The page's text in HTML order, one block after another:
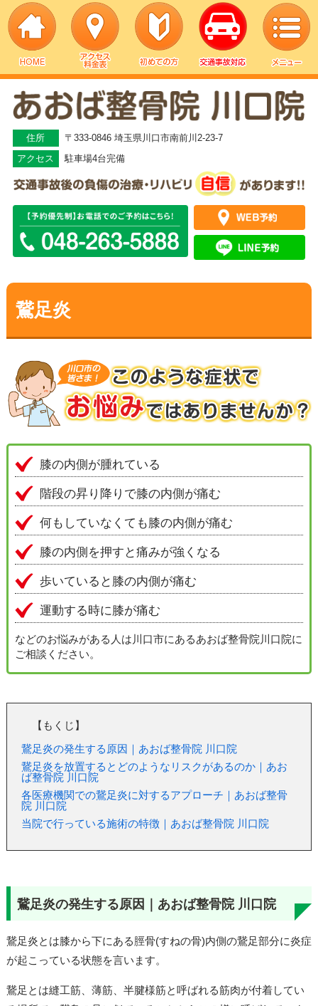
▼
▼
▼
▼
住所
〒333-0846 埼玉県川口市南前川2-23-7
アクセス
駐車場4台完備
鵞足炎
膝の内側が腫れている
階段の昇り降りで膝の内側が痛む
何もしていなくても膝の内側が痛む
膝の内側を押すと痛みが強くなる
歩いていると膝の内側が痛む
運動する時に膝が痛む
などのお悩みがある人は川口市にあるあおば整骨院川口院に
ご相談ください。
【もくじ】
鵞足炎の発生する原因｜あおば整骨院 川口院
鵞足炎を放置するとどのようなリスクがあるのか｜あお
ば整骨院 川口院
各医療機関での鵞足炎に対するアプローチ｜あおば整骨
院 川口院
当院で行っている施術の特徴｜あおば整骨院 川口院
鵞足炎の発生する原因｜あおば整骨院 川口院
鵞足炎とは膝から下にある脛骨(すねの骨)内側の鵞足部分に炎症
が起こっている状態を言います。
鵞足とは縫工筋、薄筋、半腱様筋と呼ばれる筋肉が付着してい